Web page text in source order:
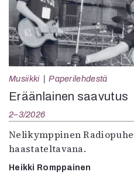
Musiikki Paperilehdestä
Eräänlainen saavutus
2–3/2026
Nelikymppinen
haastateltavana.
Heikki Romppainen